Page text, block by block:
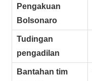
Pengakuan
Bolsonaro
Tudingan
pengadilan
Bantahan tim